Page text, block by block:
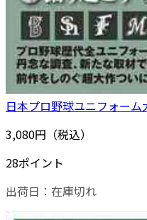
日本プロ野球ユニフォーム
3,080円（税込）
28ポイント
出荷日： 在庫切れ